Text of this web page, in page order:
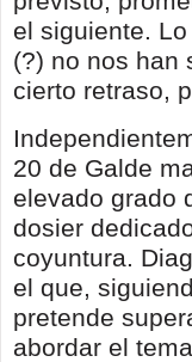
el siguiente.
(?) no nos han
cierto retraso,
20 de Galde
elevado grado
dosier
coyuntura.
el que,
pretende
abordar el